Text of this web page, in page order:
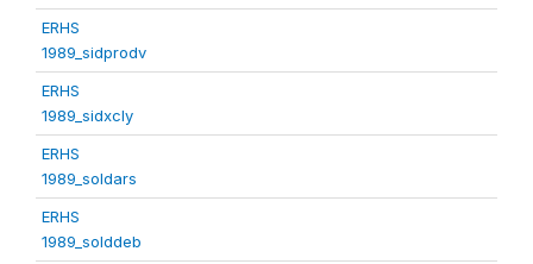
ERHS
1989_sidprodv
ERHS
1989_sidxcly
ERHS
1989_soldars
ERHS
1989_solddeb